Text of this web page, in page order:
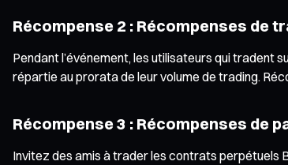
Récompense 2 : Récompenses de
Pendant l’événement, les utilisateurs qui tradent
répartie au prorata de leur volume de trading.
Récompense 3 : Récompenses de
Invitez des amis à trader les contrats perpétuels